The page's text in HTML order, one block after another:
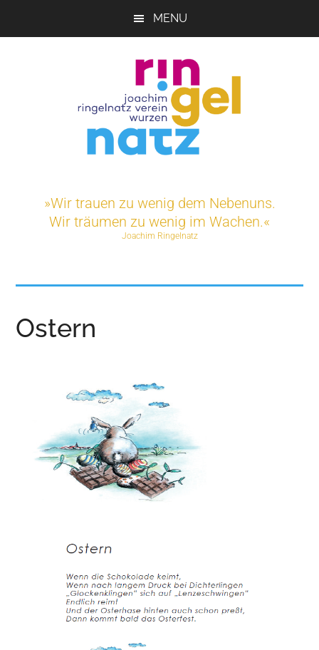
MENU
Ringelnatz-
Verein
e.V.
Projekte
in
Wurzen
»Wir trauen zu wenig dem Nebenuns.
Wir träumen zu wenig im Wachen.«
Joachim Ringelnatz
Ostern